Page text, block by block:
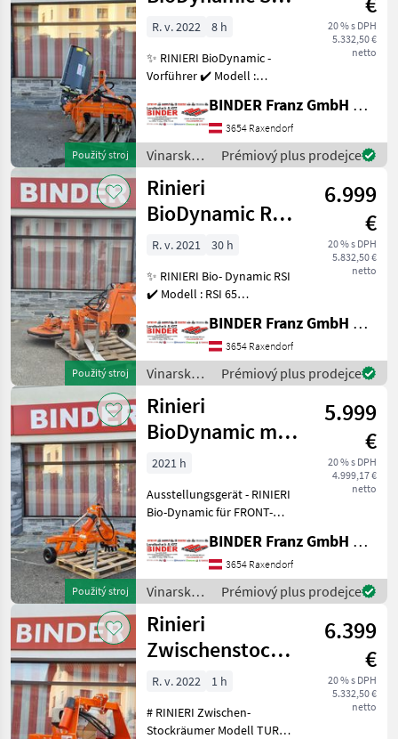
Použitý stroj
Fadenmäher
20 % s DPH
5.332,50 €
netto
R. v. 2022
8 h
✨ RINIERI BioDynamic -
Vorführer ✔️ Modell :
serienmäßiger Ausführung
✔️ BioDynamic Geräteträger
mit ✔️ montiertem RINIERI
Fadenmähge
BINDER Franz GmbH & CoKG
3654 Raxendorf
Vinarské
stroje /
Rinieri
Prémiový plus prodejce
Použitý stroj
Rinieri
BioDynamic RSI
65 m
Zwischenstockmähscheibe
6.999
€
20 % s DPH
5.832,50 €
netto
R. v. 2021
30 h
✨ RINIERI Bio- Dynamic RSI
✔️ Modell : RSI 65
G E R Ä T ✔️ in
serienmässiger Ausführung
✔️ mit schwenkbarer
Mähscheibe ✔️ Dreipunkt
BINDER Franz GmbH & CoKG
3654 Raxendorf
Vinarské
stroje /
Rinieri
Prémiový plus prodejce
Použitý stroj
Rinieri
BioDynamic mit
Roll- und
Fingerhacke
Obstbau
5.999
€
20 % s DPH
4.999,17 €
netto
2021 h
Ausstellungsgerät - RINIERI
Bio-Dynamic für FRONT-
Wendesitztraktor, einseitig,
WIDE mit 3-rhg. Rollhacke
und Fingerhacke 700 gelb,
für die g
BINDER Franz GmbH & CoKG
3654 Raxendorf
Vinarské
stroje /
Rinieri
Prémiový plus prodejce
Rinieri
Zwischenstockräumgerät
TURBO+Flachschar
6.399
€
20 % s DPH
5.332,50 €
netto
R. v. 2022
1 h
# RINIERI Zwischen-
Stockräumer Modell TURBO